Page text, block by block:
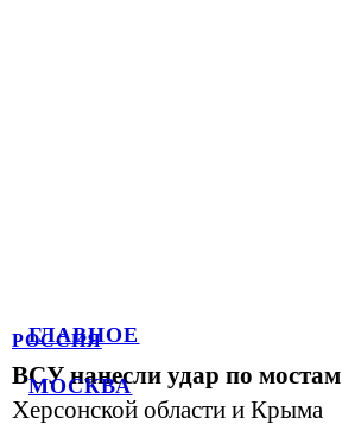
ГЛАВНОЕ
МОСКВА
РОССИЯ
ВСУ нанесли удар по мостам
Херсонской области и Крыма